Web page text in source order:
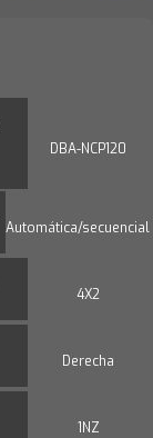
DBA-NCP120
Automática/secuencial
4X2
Derecha
1NZ